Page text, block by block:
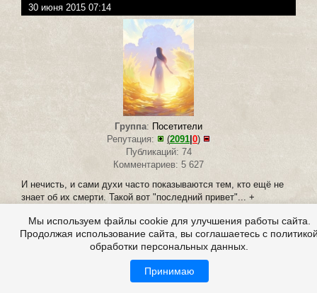
30 июня 2015 07:14
Группа: Посетители
Репутация:
(2091|0)
Публикаций: 74
Комментариев: 5 627
И нечисть, и сами духи часто показываются тем, кто ещё не
знает об их смерти. Такой вот "последний привет"... +
когда д.Паша появился:(
Мы используем файлы cookie для улучшения работы сайта.
Продолжая использование сайта, вы соглашаетесь с
обработки персональных данных.
Принимаю